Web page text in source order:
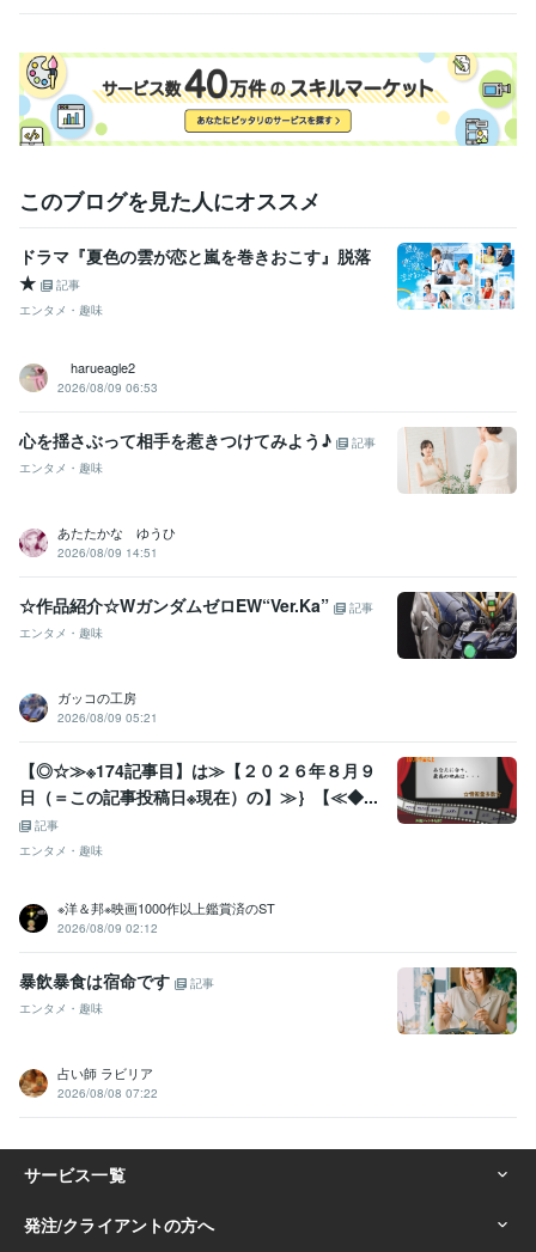
ガス溶接技能者 取得年 : 1980年
得意分野
学習指導・資格・キャリア相談 オートバイの整備
学歴
このブログを見た人にオススメ
ドラマ『夏色の雲が恋と嵐を巻きおこす』脱落
★
記事
エンタメ・趣味
harueagle2
2026/08/09 06:53
心を揺さぶって相手を惹きつけてみよう♪
記事
エンタメ・趣味
あたたかな ゆうひ
2026/08/09 14:51
☆作品紹介☆WガンダムゼロEW“Ver.Ka”
記事
エンタメ・趣味
ガッコの工房
2026/08/09 05:21
【◎☆≫※174記事目】は≫【２０２６年８月９
日（＝この記事投稿日※現在）の】≫｝【≪◆...
記事
エンタメ・趣味
※洋＆邦※映画1000作以上鑑賞済のST
2026/08/09 02:12
暴飲暴食は宿命です
記事
エンタメ・趣味
占い師 ラビリア
2026/08/08 07:22